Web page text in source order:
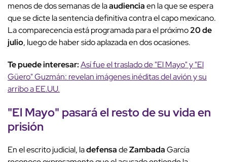
menos de dos semanas de laaudienciaen la que se espera
que se dicte la sentencia definitiva contra el capo mexicano.
La comparecencia está programada para el próximo20 de
julio, luego de haber sido aplazada en dos ocasiones.
Te puede interesar:Así fue el traslado de "El Mayo" y "El
Güero" Guzmán: revelan imágenes inéditas del avión y su
arribo a EE.UU.
"El Mayo" pasará el resto de su vida en
prisión
En el escrito judicial, ladefensadeZambadaGarcía